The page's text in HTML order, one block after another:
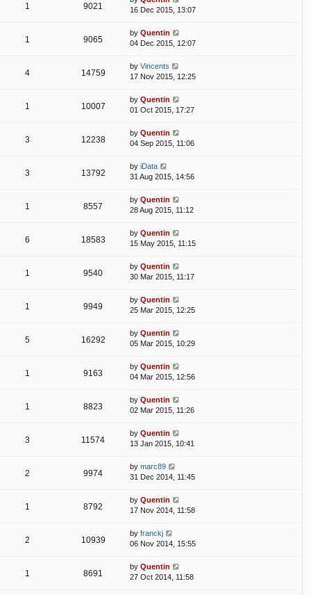
1 9021
16 Dec 2015, 13:07
1 9065
by Quentin
04 Dec 2015, 12:07
4 14759
by Vincents
17 Nov 2015, 12:25
1 10007
by Quentin
01 Oct 2015, 17:27
3 12238
by Quentin
04 Sep 2015, 11:06
3 13792
by iData
31 Aug 2015, 14:56
1 8557
by Quentin
28 Aug 2015, 11:12
6 18583
by Quentin
15 May 2015, 11:15
1 9540
by Quentin
30 Mar 2015, 11:17
1 9949
by Quentin
25 Mar 2015, 12:25
5 16292
by Quentin
05 Mar 2015, 10:29
1 9163
by Quentin
04 Mar 2015, 12:56
1 8823
by Quentin
02 Mar 2015, 11:26
3 11574
by Quentin
13 Jan 2015, 10:41
2 9974
by marc89
31 Dec 2014, 11:45
1 8792
by Quentin
17 Nov 2014, 11:58
2 10939
by franckj
06 Nov 2014, 15:55
1 8691
by Quentin
27 Oct 2014, 11:58